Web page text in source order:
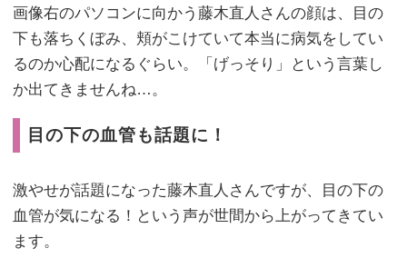
画像右のパソコンに向かう藤木直人さんの顔は、目の
下も落ちくぼみ、頬がこけていて本当に病気をしてい
るのか心配になるぐらい。「げっそり」という言葉し
か出てきませんね…。
目の下の血管も話題に！
激やせが話題になった藤木直人さんですが、目の下の
血管が気になる！という声が世間から上がってきてい
ます。